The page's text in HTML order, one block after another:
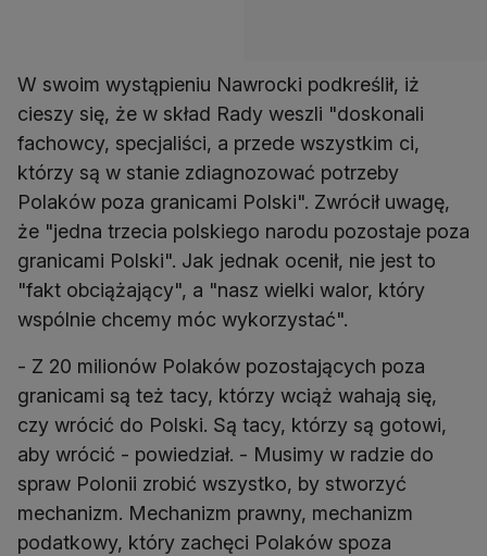
W swoim wystąpieniu Nawrocki podkreślił, iż
cieszy się, że w skład Rady weszli "doskonali
fachowcy, specjaliści, a przede wszystkim ci,
którzy są w stanie zdiagnozować potrzeby
Polaków poza granicami Polski". Zwrócił uwagę,
że "jedna trzecia polskiego narodu pozostaje poza
granicami Polski". Jak jednak ocenił, nie jest to
"fakt obciążający", a "nasz wielki walor, który
wspólnie chcemy móc wykorzystać".
- Z 20 milionów Polaków pozostających poza
granicami są też tacy, którzy wciąż wahają się,
czy wrócić do Polski. Są tacy, którzy są gotowi,
aby wrócić - powiedział. - Musimy w radzie do
spraw Polonii zrobić wszystko, by stworzyć
mechanizm. Mechanizm prawny, mechanizm
podatkowy, który zachęci Polaków spoza